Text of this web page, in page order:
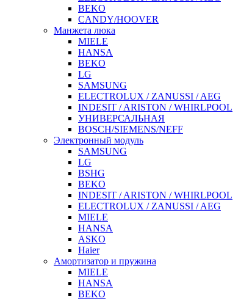
BEKO
CANDY/HOOVER
Манжета люка
MIELE
HANSA
BEKO
LG
SAMSUNG
ELECTROLUX / ZANUSSI / AEG
INDESIT / ARISTON / WHIRLPOOL
УНИВЕРСАЛЬНАЯ
BOSCH/SIEMENS/NEFF
Электронный модуль
SAMSUNG
LG
BSHG
BEKO
INDESIT / ARISTON / WHIRLPOOL
ELECTROLUX / ZANUSSI / AEG
MIELE
HANSA
ASKO
Haier
Амортизатор и пружина
MIELE
HANSA
BEKO